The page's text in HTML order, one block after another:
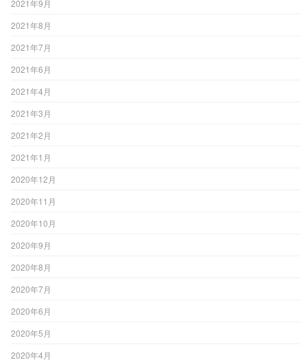
2021年9月
2021年8月
2021年7月
2021年6月
2021年4月
2021年3月
2021年2月
2021年1月
2020年12月
2020年11月
2020年10月
2020年9月
2020年8月
2020年7月
2020年6月
2020年5月
2020年4月